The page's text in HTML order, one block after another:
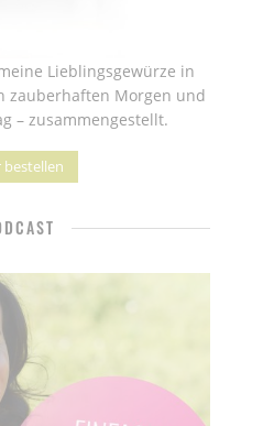
Lieblingsgewürze in
zauberhaften Morgen und
– zusammengestellt.
bestellen